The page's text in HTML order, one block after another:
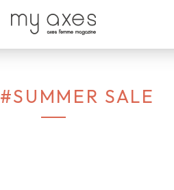
#SUMMER SALE